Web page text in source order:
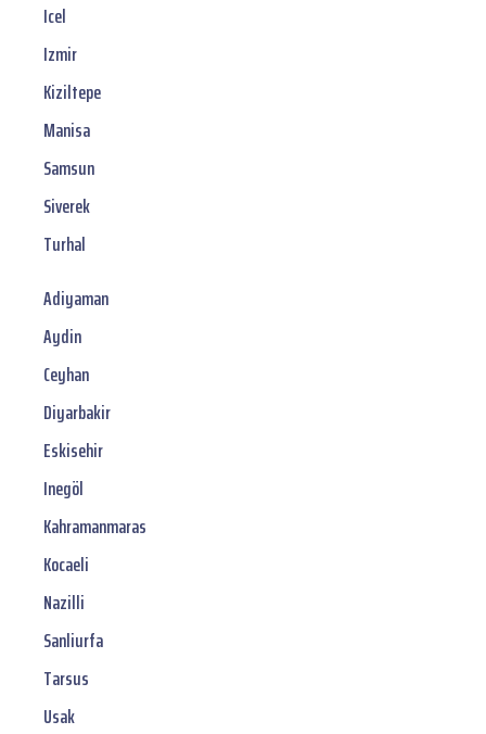
Icel
Izmir
Kiziltepe
Manisa
Samsun
Siverek
Turhal
Adiyaman
Aydin
Ceyhan
Diyarbakir
Eskisehir
Inegöl
Kahramanmaras
Kocaeli
Nazilli
Sanliurfa
Tarsus
Usak